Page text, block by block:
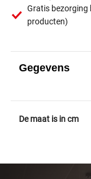
Gratis bezorging
producten)
Gegevens
De maat is in cm